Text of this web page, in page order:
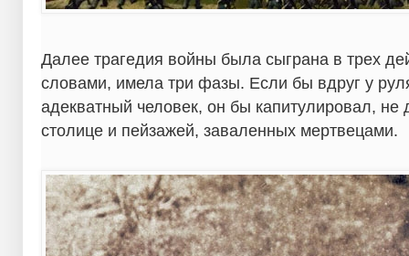
Далее трагедия войны была сыграна в трех
словами, имела три фазы. Если бы вдруг у
адекватный человек, он бы капитулировал,
столице и пейзажей, заваленных мертвецами.